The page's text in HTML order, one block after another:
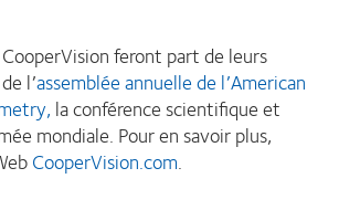
feront part de leurs
l’assemblée annuelle de l’American
la conférence scientifique et
mondiale. Pour en savoir plus,
CooperVision.com.